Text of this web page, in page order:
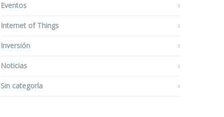
Eventos
Internet of Things
Inversión
Noticias
Sin categoría